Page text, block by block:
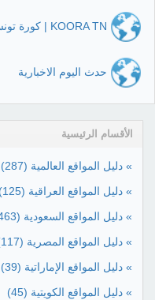
KOORA TN | كورة تونسية
حدث اليوم الاخبارية
الأقسام الرئيسية
» دليل المواقع العالمية (287)
» دليل المواقع العراقية (125)
» دليل المواقع السعودية (463)
» دليل المواقع المصرية (117)
» دليل المواقع الإماراتية (39)
» دليل المواقع الكويتية (45)